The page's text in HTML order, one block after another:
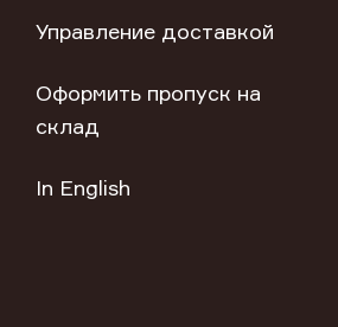
Управление доставкой
Оформить пропуск на
склад
In English